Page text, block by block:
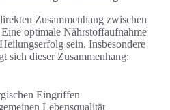
Zusammenhang zwischen
Eine optimale Nährstoffaufnahme
sein. Insbesondere
sich dieser Zusammenhang:
Eingriffen
Lebensqualität